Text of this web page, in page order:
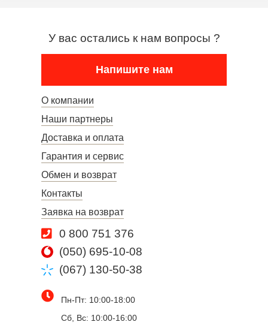
У вас остались к нам вопросы ?
Напишите нам
О компании
Наши партнеры
Доставка и оплата
Гарантия и сервис
Обмен и возврат
Контакты
Заявка на возврат
0 800 751 376
(050) 695-10-08
(067) 130-50-38
Пн-Пт: 10:00-18:00
Сб, Вс: 10:00-16:00